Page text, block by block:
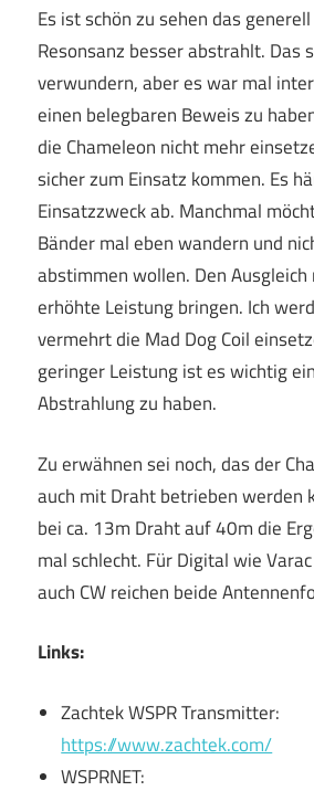
Es ist schön zu sehen das
Resonsanz besser abstrahlt. Das
verwundern, aber es war mal
einen belegbaren Beweis zu
die Chameleon nicht mehr
sicher zum Einsatz kommen. Es
Einsatzzweck ab. Manchmal
Bänder mal eben wandern und
abstimmen wollen. Den Ausgleich
erhöhte Leistung bringen. Ich
vermehrt die Mad Dog Coil
geringer Leistung ist es wichtig
Abstrahlung zu haben.
Zu erwähnen sei noch, das der
auch mit Draht betrieben werden
bei ca. 13m Draht auf 40m die
mal schlecht. Für Digital wie
auch CW reichen beide
Links:
Zachtek WSPR Transmitter:
https://www.zachtek.com/
WSPRNET: